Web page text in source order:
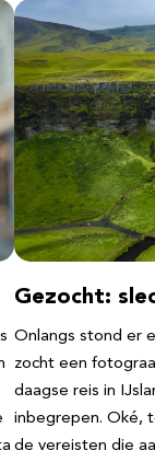
Gezocht:
Onlangs stond er
zocht een
daagse reis in
inbegrepen. Oké,
de vereisten die